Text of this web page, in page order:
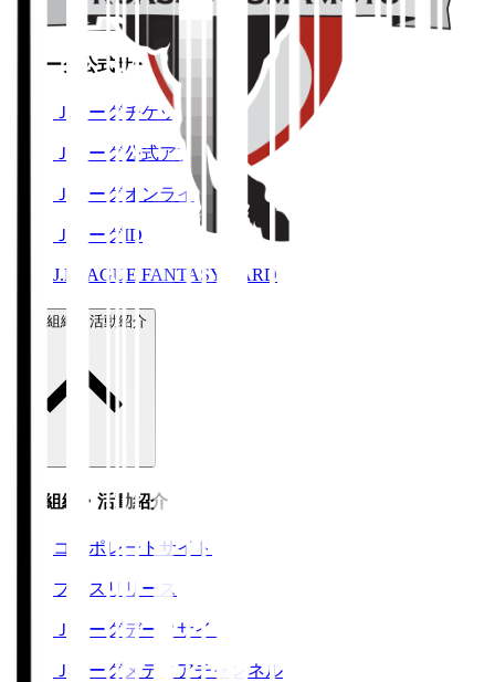
Ｊリーグ公式サービス
Ｊリーグチケット
Ｊリーグ公式アプリ
Ｊリーグオンラインストア
ＪリーグID
J.LEAGUE FANTASY CARD
運営組織・活動紹介
運営組織・活動紹介
コーポレートサイト
プレスリリース
Ｊリーグデータサイト
Ｊリーグメディアチャンネル